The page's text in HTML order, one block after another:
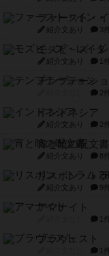
ファースト・
紹介文あり 3
モズビ－ズ・
紹介文あり 1
テンプテーシ
2
インドネシア
紹介文あり 2
宵と暁の呪文書
紹介文あり 8
リスボン・ト
紹介文あり 9
アマナイト
1
ブラヴェスト
1